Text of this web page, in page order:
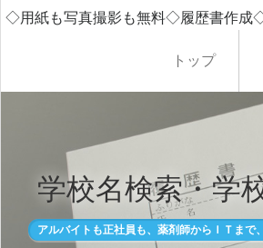
◇用紙も写真撮影も無料◇履歴書作
トップ
学校名検索・学
アルバイトも正社員も、薬剤師からＩＴまで